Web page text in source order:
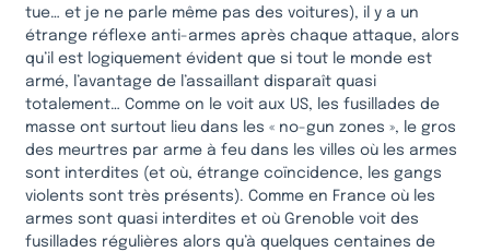
tue… et je ne parle même pas des voitures), il y a un
étrange réflexe anti-armes après chaque attaque, alors
qu’il est logiquement évident que si tout le monde est
armé, l’avantage de l’assaillant disparaît quasi
totalement… Comme on le voit aux US, les fusillades de
masse ont surtout lieu dans les « no-gun zones », le gros
des meurtres par arme à feu dans les villes où les armes
sont interdites (et où, étrange coïncidence, les gangs
violents sont très présents). Comme en France où les
armes sont quasi interdites et où Grenoble voit des
fusillades régulières alors qu’à quelques centaines de